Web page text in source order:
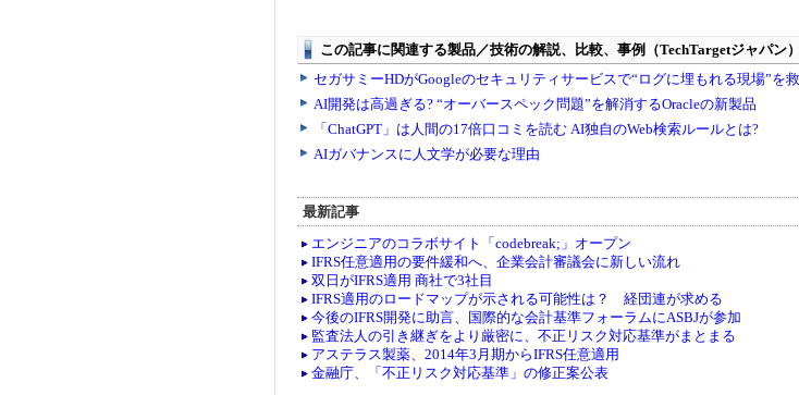
最新記事
エンジニアのコラボサイト「codebreak;」オープン
IFRS任意適用の要件緩和へ、企業会計審議会に新しい流れ
双日がIFRS適用 商社で3社目
IFRS適用のロードマップが示される可能性は？ 経団連が求める
今後のIFRS開発に助言、国際的な会計基準フォーラムにASBJが参加
監査法人の引き継ぎをより厳密に、不正リスク対応基準がまとまる
アステラス製薬、2014年3月期からIFRS任意適用
金融庁、「不正リスク対応基準」の修正案公表